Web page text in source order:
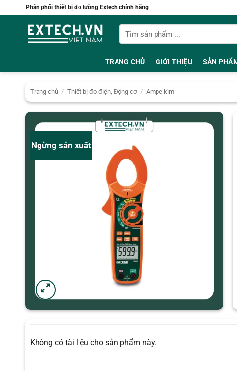
qua
Phân phối thiết bị đo lường Extech chính hãng
Tìm
kiếm:
TRANG CHỦ GIỚI THIỆU SẢN
Trang chủ / Thiết bị đo điện, Động cơ / Ampe kìm
Ngừng sản xuất
Không có tài liệu cho sản phẩm này.